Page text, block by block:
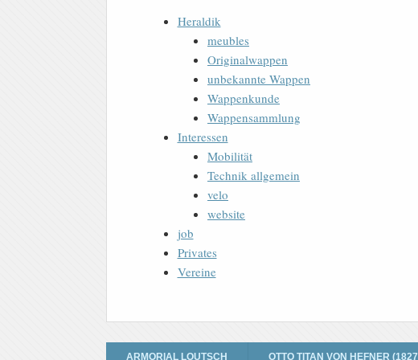
Heraldik
meubles
Originalwappen
unbekannte Wappen
Wappenkunde
Wappensammlung
Interessen
Mobilität
Technik allgemein
velo
website
job
Privates
Vereine
ARMORIAL LOUTSCH OTTO TITAN VON HEFNER